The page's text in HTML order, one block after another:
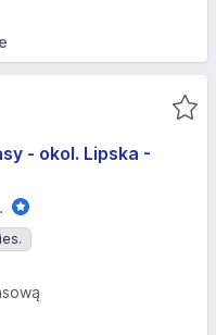
- okol. Lipska -